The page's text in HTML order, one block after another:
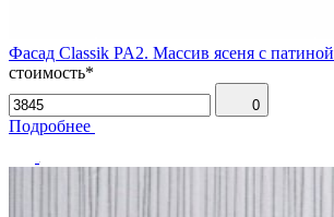
Фасад Classik PA2. Массив ясеня с патиной
стоимость*
0
Подробнее